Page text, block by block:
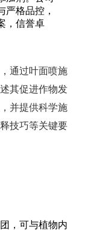
严格品控，
，信誉卓
通过叶面喷施
其促进作物发
并提供科学施
技巧等关键要
，可与植物内